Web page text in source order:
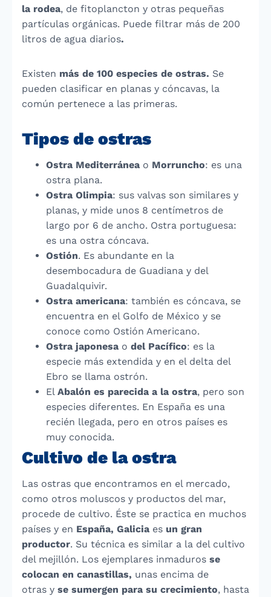
la rodea, de fitoplancton y otras pequeñas
partículas orgánicas. Puede filtrar más de 200
litros de agua diarios.
Existen más de 100 especies de ostras. Se
pueden clasificar en planas y cóncavas, la
común pertenece a las primeras.
Tipos de ostras
Ostra Mediterránea o Morruncho: es una
ostra plana.
Ostra Olimpia: sus valvas son similares y
planas, y mide unos 8 centímetros de
largo por 6 de ancho. Ostra portuguesa:
es una ostra cóncava.
Ostión. Es abundante en la
desembocadura de Guadiana y del
Guadalquivir.
Ostra americana: también es cóncava, se
encuentra en el Golfo de México y se
conoce como Ostión Americano.
Ostra japonesa o del Pacífico: es la
especie más extendida y en el delta del
Ebro se llama ostrón.
El Abalón es parecida a la ostra, pero son
especies diferentes. En España es una
recién llegada, pero en otros países es
muy conocida.
Cultivo de la ostra
Las ostras que encontramos en el mercado,
como otros moluscos y productos del mar,
procede de cultivo. Éste se practica en muchos
países y en España, Galicia es un gran
productor. Su técnica es similar a la del cultivo
del mejillón. Los ejemplares inmaduros se
colocan en canastillas, unas encima de
otras y se sumergen para su crecimiento, hasta